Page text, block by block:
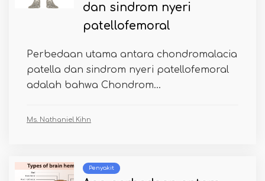
dan sindrom nyeri
patellofemoral
Perbedaan utama antara chondromalacia
patella dan sindrom nyeri patellofemoral
adalah bahwa Chondrom...
Ms. Nathaniel Kihn
Penyakit